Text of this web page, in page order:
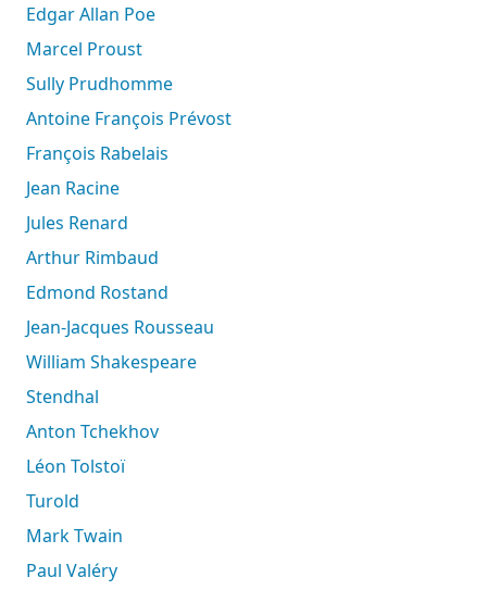
Edgar Allan Poe
Marcel Proust
Sully Prudhomme
Antoine François Prévost
François Rabelais
Jean Racine
Jules Renard
Arthur Rimbaud
Edmond Rostand
Jean-Jacques Rousseau
William Shakespeare
Stendhal
Anton Tchekhov
Léon Tolstoï
Turold
Mark Twain
Paul Valéry